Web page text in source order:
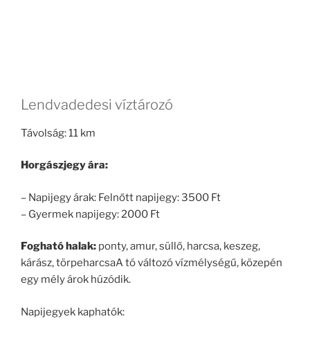
Lendvadedesi víztározó
Távolság: 11 km
Horgászjegy ára:
– Napijegy árak: Felnőtt napijegy: 3500 Ft
– Gyermek napijegy: 2000 Ft
Fogható halak: ponty, amur, süllő, harcsa, keszeg,
kárász, törpeharcsaA tó változó vízmélységű, közepén
egy mély árok húzódik.
Napijegyek kaphatók: